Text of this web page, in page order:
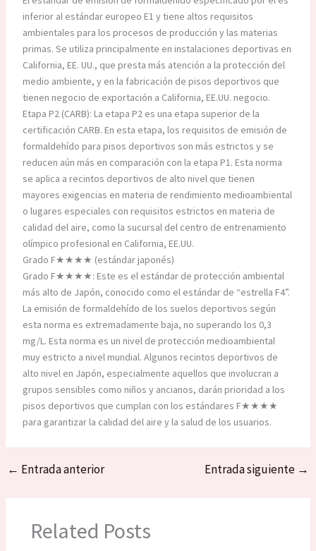
inferior al estándar europeo E1 y tiene altos requisitos
ambientales para los procesos de producción y las materias
primas. Se utiliza principalmente en instalaciones deportivas en
California, EE. UU., que presta más atención a la protección del
medio ambiente, y en la fabricación de pisos deportivos que
tienen negocio de exportación a California, EE.UU. negocio.
Etapa P2 (CARB): La etapa P2 es una etapa superior de la
certificación CARB. En esta etapa, los requisitos de emisión de
formaldehído para pisos deportivos son más estrictos y se
reducen aún más en comparación con la etapa P1. Esta norma
se aplica a recintos deportivos de alto nivel que tienen
mayores exigencias en materia de rendimiento medioambiental
o lugares especiales con requisitos estrictos en materia de
calidad del aire, como la sucursal del centro de entrenamiento
olímpico profesional en California, EE.UU.
Grado F★★★★ (estándar japonés)
Grado F★★★★: Este es el estándar de protección ambiental
más alto de Japón, conocido como el estándar de “estrella F4”.
La emisión de formaldehído de los suelos deportivos según
esta norma es extremadamente baja, no superando los 0,3
mg/L. Esta norma es un nivel de protección medioambiental
muy estricto a nivel mundial. Algunos recintos deportivos de
alto nivel en Japón, especialmente aquellos que involucran a
grupos sensibles como niños y ancianos, darán prioridad a los
pisos deportivos que cumplan con los estándares F★★★★
para garantizar la calidad del aire y la salud de los usuarios.
← Entrada anterior Entrada siguiente →
Related Posts